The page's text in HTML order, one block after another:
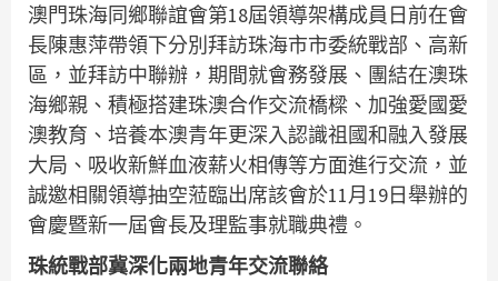
澳門珠海同鄉聯誼會第18屆領導架構成員日前在會
長陳惠萍帶領下分別拜訪珠海市市委統戰部、高新
區，並拜訪中聯辦，期間就會務發展、團結在澳珠
海鄉親、積極搭建珠澳合作交流橋樑、加強愛國愛
澳教育、培養本澳青年更深入認識祖國和融入發展
大局、吸收新鮮血液薪火相傳等方面進行交流，並
誠邀相關領導抽空蒞臨出席該會於11月19日舉辦的
會慶暨新一屆會長及理監事就職典禮。
珠統戰部冀深化兩地青年交流聯絡